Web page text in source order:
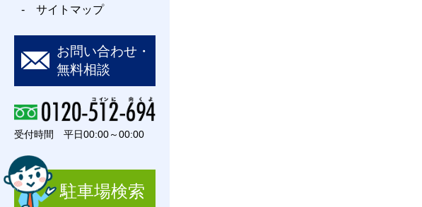
- サイトマップ
お問い合わせ・
無料相談
受付時間 平日00:00～00:00
駐車場検索